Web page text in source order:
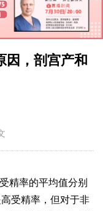
因，剖宫产和
精率的平均值分别
受精率，但对于非